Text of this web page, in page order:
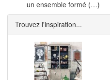
un ensemble formé (…)
Trouvez l'inspiration...